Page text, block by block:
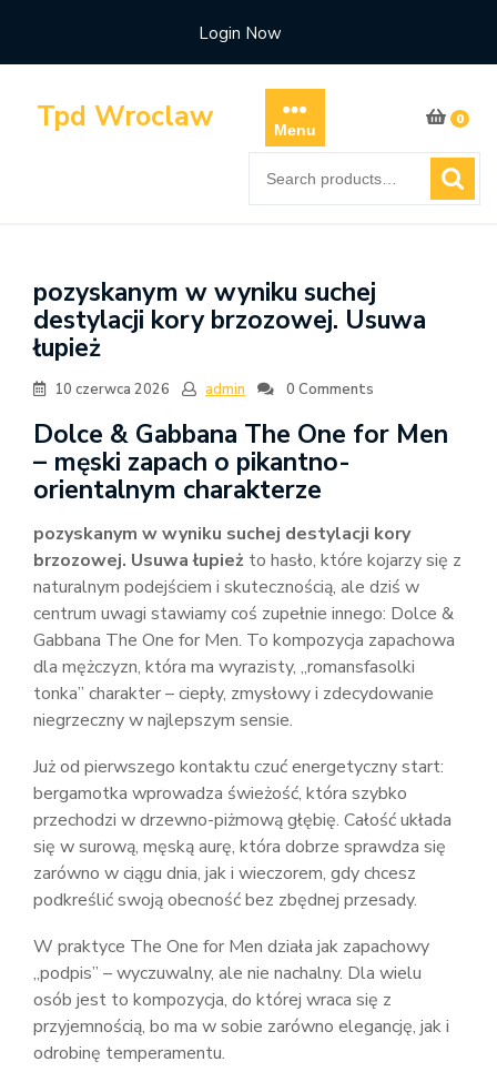
content
Login Now
Tpd Wroclaw Menu
0
for:
pozyskanym w wyniku suchej
destylacji kory brzozowej. Usuwa
łupież
10 czerwca 2026 admin 0 Comments
Dolce & Gabbana The One for Men
– męski zapach o pikantno-
orientalnym charakterze
pozyskanym w wyniku suchej destylacji kory
brzozowej. Usuwa łupież to hasło, które kojarzy się z
naturalnym podejściem i skutecznością, ale dziś w
centrum uwagi stawiamy coś zupełnie innego: Dolce &
Gabbana The One for Men. To kompozycja zapachowa
dla mężczyzn, która ma wyrazisty, „romansfasolki
tonka” charakter – ciepły, zmysłowy i zdecydowanie
niegrzeczny w najlepszym sensie.
Już od pierwszego kontaktu czuć energetyczny start:
bergamotka wprowadza świeżość, która szybko
przechodzi w drzewno-piżmową głębię. Całość układa
się w surową, męską aurę, która dobrze sprawdza się
zarówno w ciągu dnia, jak i wieczorem, gdy chcesz
podkreślić swoją obecność bez zbędnej przesady.
W praktyce The One for Men działa jak zapachowy
„podpis” – wyczuwalny, ale nie nachalny. Dla wielu
osób jest to kompozycja, do której wraca się z
przyjemnością, bo ma w sobie zarówno elegancję, jak i
odrobinę temperamentu.